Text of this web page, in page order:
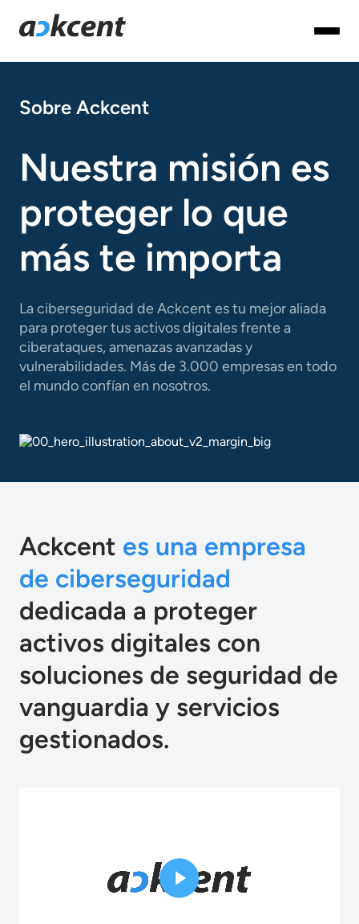
Sobre Ackcent
Nuestra misión es
proteger lo que
más te importa
La ciberseguridad de Ackcent es tu mejor aliada
para proteger tus activos digitales frente a
ciberataques, amenazas avanzadas y
vulnerabilidades. Más de 3.000 empresas en todo
el mundo confían en nosotros.
Ackcent es una empresa
de ciberseguridad
dedicada a proteger
activos digitales con
soluciones de seguridad de
vanguardia y servicios
gestionados.